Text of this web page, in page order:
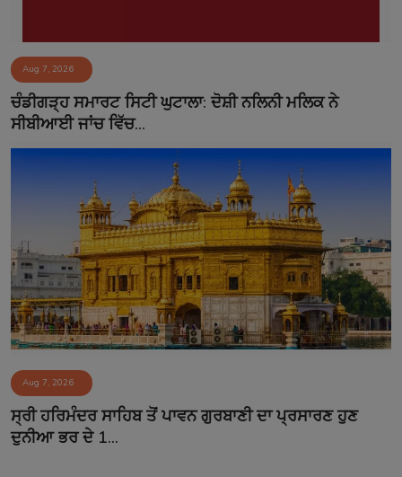
Aug 7, 2026
ਚੰਡੀਗੜ੍ਹ ਸਮਾਰਟ ਸਿਟੀ ਘੁਟਾਲਾ: ਦੋਸ਼ੀ ਨਲਿਨੀ ਮਲਿਕ ਨੇ
ਸੀਬੀਆਈ ਜਾਂਚ ਵਿੱਚ...
Aug 7, 2026
ਸ੍ਰੀ ਹਰਿਮੰਦਰ ਸਾਹਿਬ ਤੋਂ ਪਾਵਨ ਗੁਰਬਾਣੀ ਦਾ ਪ੍ਰਸਾਰਣ ਹੁਣ
ਦੁਨੀਆ ਭਰ ਦੇ 1...